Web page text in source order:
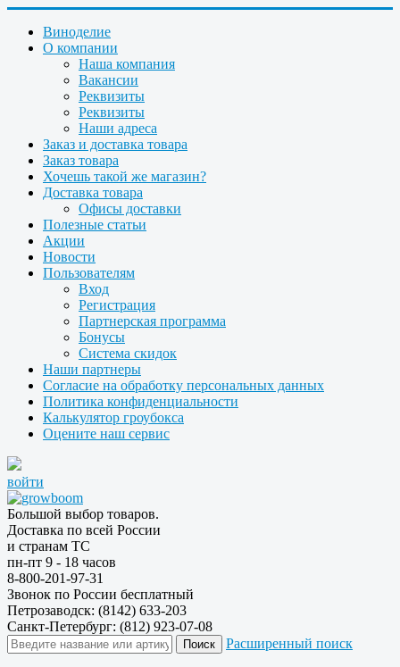
Виноделие
О компании
Наша компания
Вакансии
Реквизиты
Реквизиты
Наши адреса
Заказ и доставка товара
Заказ товара
Хочешь такой же магазин?
Доставка товара
Офисы доставки
Полезные статьи
Акции
Новости
Пользователям
Вход
Регистрация
Партнерская программа
Бонусы
Система скидок
Наши партнеры
Согласие на обработку персональных данных
Политика конфиденциальности
Калькулятор гроубокса
Оцените наш сервис
войти
Большой выбор товаров.
Доставка по всей России
и странам ТС
пн-пт 9 - 18 часов
8-800-201-97-31
Звонок по России бесплатный
Петрозаводск: (8142) 633-203
Санкт-Петербург: (812) 923-07-08
Расширенный поиск